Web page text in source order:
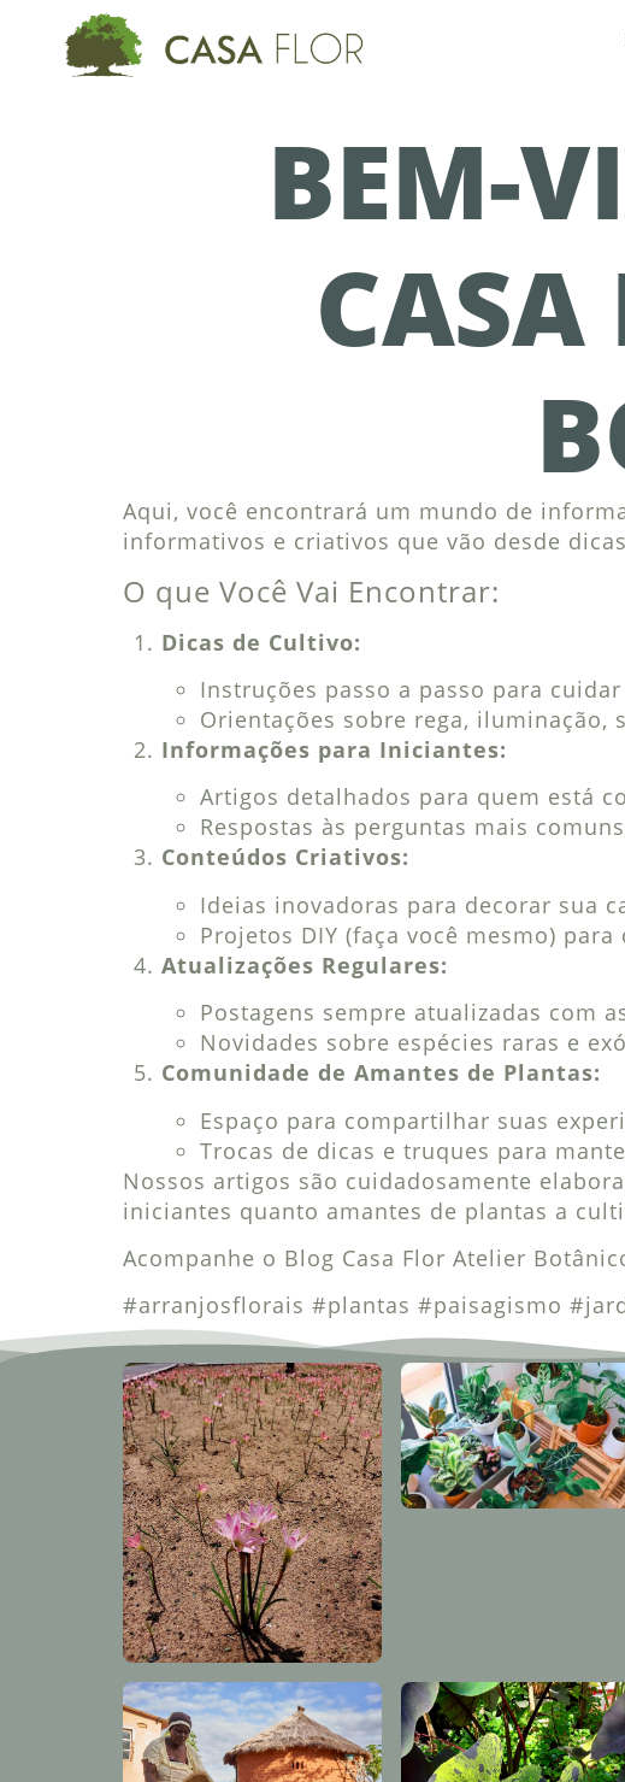
BEM-
CASA
Aqui, você encontrará um mundo de
informativos e criativos que vão desde
O que Você Vai Encontrar:
Dicas de Cultivo:
Instruções passo a passo para
Orientações sobre rega, iluminação,
Informações para Iniciantes:
Artigos detalhados para quem está
Respostas às perguntas mais
Conteúdos Criativos:
Ideias inovadoras para decorar sua
Projetos DIY (faça você mesmo)
Atualizações Regulares:
Postagens sempre atualizadas com
Novidades sobre espécies raras e
Comunidade de Amantes de Plantas:
Espaço para compartilhar suas
Trocas de dicas e truques para
Nossos artigos são cuidadosamente
iniciantes quanto amantes de plantas a
Acompanhe o Blog Casa Flor Atelier
#arranjosflorais #plantas #paisagismo